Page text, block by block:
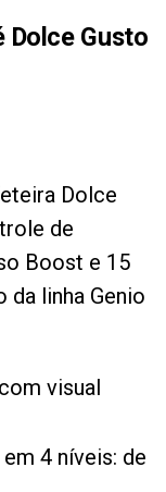
Dolce Gusto
Dolce
de
Boost e 15
linha Genio
visual
4 níveis: de